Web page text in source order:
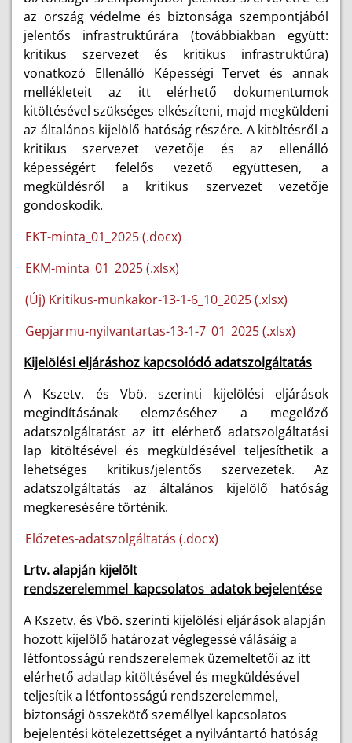
az ország védelme és biztonsága szempontjából
jelentős infrastruktúrára (továbbiakban együtt:
kritikus szervezet és kritikus infrastruktúra)
vonatkozó Ellenálló Képességi Tervet és annak
mellékleteit az itt elérhető dokumentumok
kitöltésével szükséges elkészíteni, majd megküldeni
az általános kijelölő hatóság részére. A kitöltésről a
kritikus szervezet vezetője és az ellenálló
képességért felelős vezető együttesen, a
megküldésről a kritikus szervezet vezetője
gondoskodik.
EKT-minta_01_2025 (.docx)
EKM-minta_01_2025 (.xlsx)
(Új) Kritikus-munkakor-13-1-6_10_2025 (.xlsx)
Gepjarmu-nyilvantartas-13-1-7_01_2025 (.xlsx)
Kijelölési eljáráshoz kapcsolódó adatszolgáltatás
A Kszetv. és Vbö. szerinti kijelölési eljárások
megindításának elemzéséhez a megelőző
adatszolgáltatást az itt elérhető adatszolgáltatási
lap kitöltésével és megküldésével teljesíthetik a
lehetséges kritikus/jelentős szervezetek. Az
adatszolgáltatás az általános kijelölő hatóság
megkeresésére történik.
Előzetes-adatszolgáltatás (.docx)
Lrtv. alapján kijelölt
rendszerelemmel_kapcsolatos_adatok bejelentése
A Kszetv. és Vbö. szerinti kijelölési eljárások alapján
hozott kijelölő határozat véglegessé válásáig a
létfontosságú rendszerelemek üzemeltetői az itt
elérhető adatlap kitöltésével és megküldésével
teljesítik a létfontosságú rendszerelemmel,
biztonsági összekötő személlyel kapcsolatos
bejelentési kötelezettséget a nyilvántartó hatóság